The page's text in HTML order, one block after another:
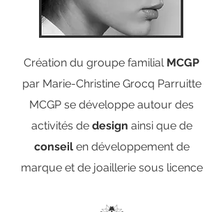
Création du groupe familial MCGP
par Marie-Christine Grocq Parruitte
MCGP se développe autour des
activités de design ainsi que de
conseil en développement de
marque et de joaillerie sous licence